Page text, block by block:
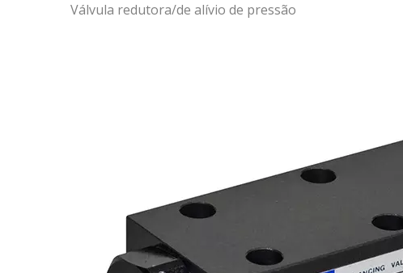
Válvula redutora/de alívio de pressão